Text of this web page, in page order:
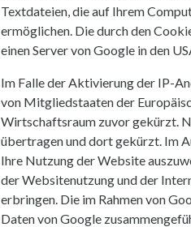
Textdateien, die auf Ihrem
ermöglichen. Die durch den
einen Server von Google in den
Im Falle der Aktivierung der IP-
von Mitgliedstaaten der
Wirtschaftsraum zuvor gekürzt.
übertragen und dort gekürzt. Im
Ihre Nutzung der Website
der Websitenutzung und der
erbringen. Die im Rahmen von
Daten von Google